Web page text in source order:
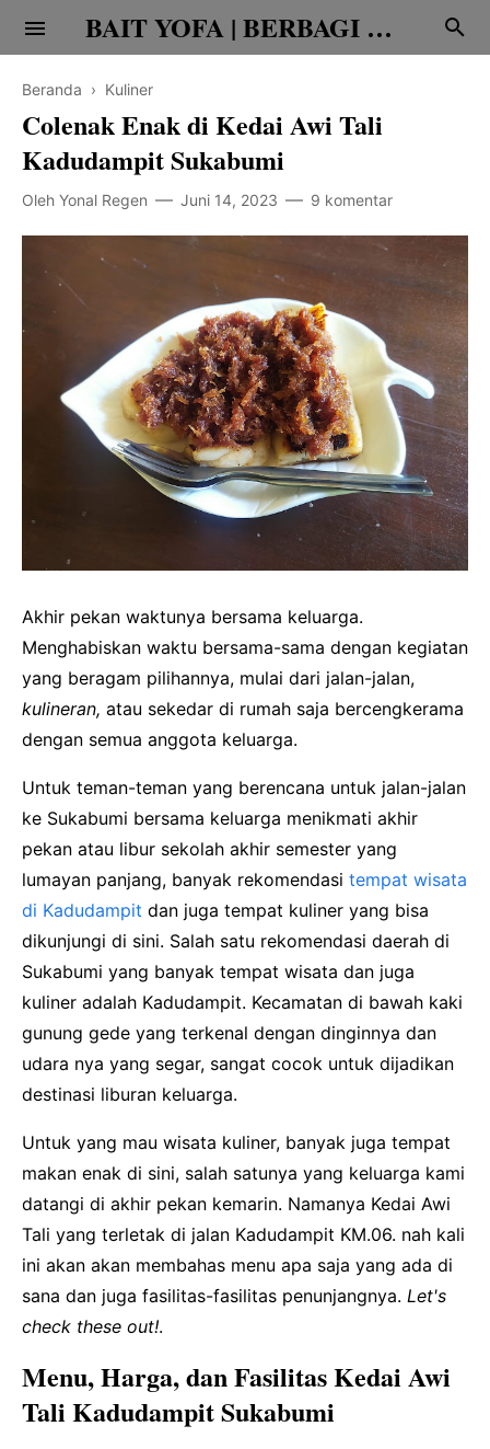
BAIT YOFA | BERBAGI CERITA
Religi
Teknologi
Beranda › Kuliner
Colenak Enak di Kedai Awi Tali
Kadudampit Sukabumi
Oleh Yonal Regen Juni 14, 2023 9 komentar
Akhir pekan waktunya bersama keluarga.
Menghabiskan waktu bersama-sama dengan kegiatan
yang beragam pilihannya, mulai dari jalan-jalan,
kulineran, atau sekedar di rumah saja bercengkerama
dengan semua anggota keluarga.
Untuk teman-teman yang berencana untuk jalan-jalan
ke Sukabumi bersama keluarga menikmati akhir
pekan atau libur sekolah akhir semester yang
lumayan panjang, banyak rekomendasi tempat wisata
di Kadudampit dan juga tempat kuliner yang bisa
dikunjungi di sini. Salah satu rekomendasi daerah di
Sukabumi yang banyak tempat wisata dan juga
kuliner adalah Kadudampit. Kecamatan di bawah kaki
gunung gede yang terkenal dengan dinginnya dan
udara nya yang segar, sangat cocok untuk dijadikan
destinasi liburan keluarga.
Untuk yang mau wisata kuliner, banyak juga tempat
makan enak di sini, salah satunya yang keluarga kami
datangi di akhir pekan kemarin. Namanya Kedai Awi
Tali yang terletak di jalan Kadudampit KM.06. nah kali
ini akan akan membahas menu apa saja yang ada di
sana dan juga fasilitas-fasilitas penunjangnya. Let's
check these out!.
Menu, Harga, dan Fasilitas Kedai Awi
Tali Kadudampit Sukabumi